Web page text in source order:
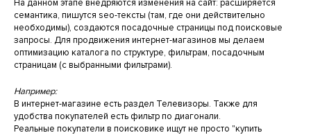
На данном этапе внедряются изменения на сайт: расширяется
семантика, пишутся seo-тексты (там, где они действительно
необходимы), создаются посадочные страницы под поисковые
запросы. Для продвижения интернет-магазинов мы делаем
оптимизацию каталога по структуре, фильтрам, посадочным
страницам (с выбранными фильтрами).
Например:
В интернет-магазине есть раздел Телевизоры. Также для
удобства покупателей есть фильтр по диагонали.
Реальные покупатели в поисковике ищут не просто "купить